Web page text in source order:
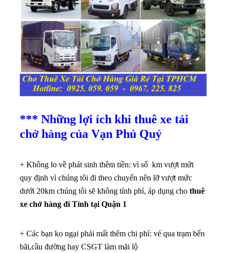
*** Những lợi ích khi thuê xe tải
chở hàng của Vạn Phú Quý
+ Không lo về phát sinh thêm tiền: vì số km vượt mứt
quy định vì chúng tôi đi theo chuyến nên lỡ vượt mức
dưới 20km chúng tôi sẽ không tính phí, áp dụng cho thuê
xe chở hàng đi Tỉnh tại Quận 1
+ Các bạn ko ngại phải mất thêm chi phí: vé qua trạm bến
bãi,cầu đường hay CSGT làm mãi lộ